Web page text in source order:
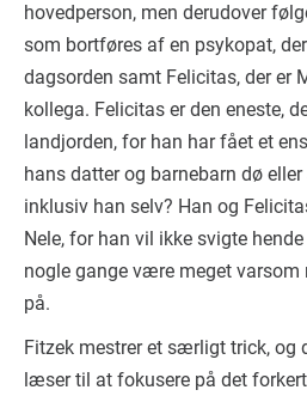
hovedperson, men derudover
som bortføres af en psykopat,
dagsorden samt Felicitas, der er
kollega. Felicitas er den eneste,
landjorden, for han har fået et
hans datter og barnebarn dø
inklusiv han selv? Han og
Nele, for han vil ikke svigte
nogle gange være meget varsom
på.
Fitzek mestrer et særligt trick, og
læser til at fokusere på det